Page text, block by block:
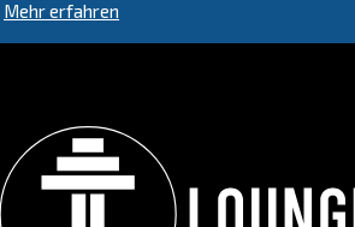
Mehr erfahren